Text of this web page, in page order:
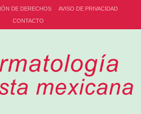
DE DERECHOS
AVISO DE PRIVACIDAD
CONTACTO